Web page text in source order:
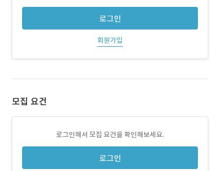
로그인
회원가입
모집 요건
로그인해서 모집 요건을 확인해보세요.
로그인